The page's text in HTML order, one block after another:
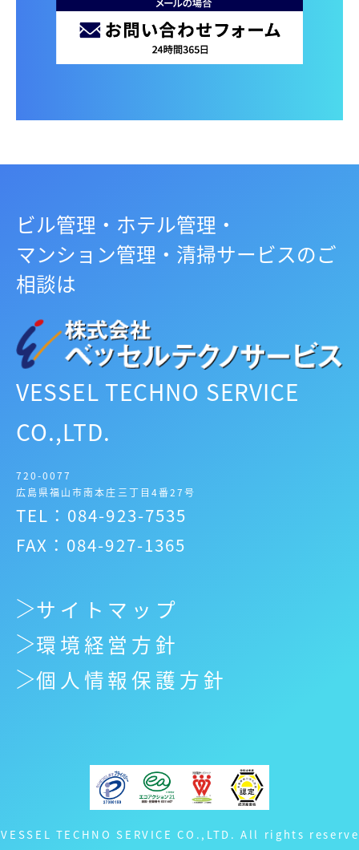
ビル管理・ホテル管理・
マンション管理・清掃サービスのご
相談は
VESSEL TECHNO SERVICE
CO.,LTD.
720-0077
広島県福山市南本庄三丁目4番27号
TEL：084-923-7535
FAX：084-927-1365
TECHNO SERVICE CO.,LTD. All rights
サイトマップ
環境経営方針
個人情報保護方針